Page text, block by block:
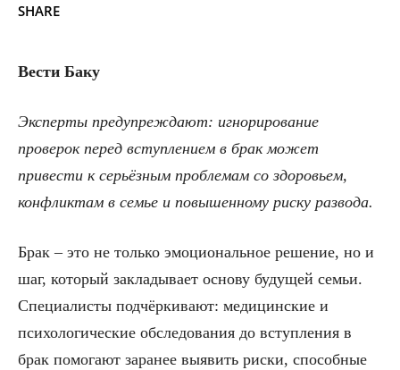
SHARE
Вести Баку
Эксперты предупреждают: игнорирование
проверок перед вступлением в брак может
привести к серьёзным проблемам со здоровьем,
конфликтам в семье и повышенному риску развода.
Брак – это не только эмоциональное решение, но и
шаг, который закладывает основу будущей семьи.
Специалисты подчёркивают: медицинские и
психологические обследования до вступления в
брак помогают заранее выявить риски, способные